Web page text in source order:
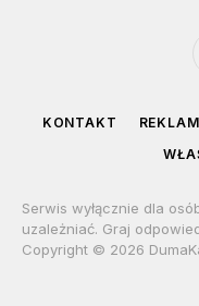
KONTAKT
Serwis wyłącznie dla
uzależniać. Graj
Copyright © 2026